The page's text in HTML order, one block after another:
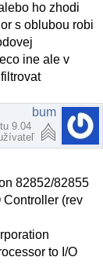
ho zhodi
s oblubou robi
ine ale v
bum
9.04
82852/82855
Controller (rev
to I/O